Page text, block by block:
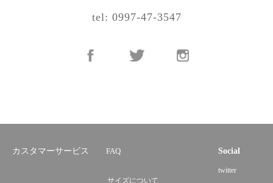
tel: 0997-47-3547
カスタマーサービス FAQ
サイズについて
Social
twitter